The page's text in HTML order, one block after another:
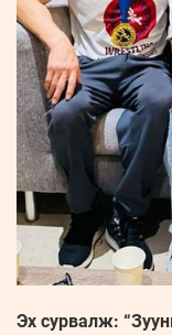
Эх сурвалж: